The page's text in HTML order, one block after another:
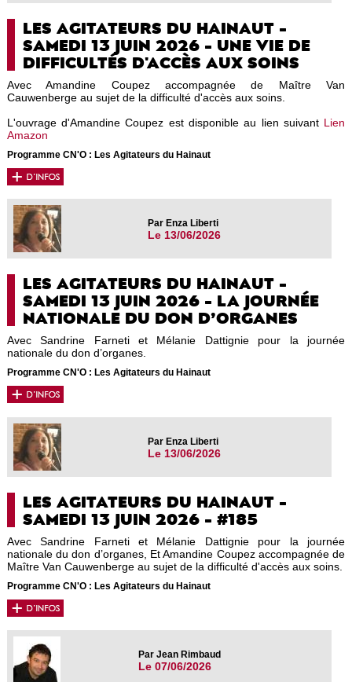
LES AGITATEURS DU HAINAUT -
SAMEDI 13 JUIN 2026 - UNE VIE DE
DIFFICULTÉS D'ACCÈS AUX SOINS
Avec Amandine Coupez accompagnée de Maître Van
Cauwenberge au sujet de la difficulté d'accès aux soins.
L'ouvrage d'Amandine Coupez est disponible au lien suivant Lien
Amazon
Programme CN'O : Les Agitateurs du Hainaut
Par Enza Liberti
Le 13/06/2026
LES AGITATEURS DU HAINAUT -
SAMEDI 13 JUIN 2026 - LA JOURNÉE
NATIONALE DU DON D’ORGANES
Avec Sandrine Farneti et Mélanie Dattignie pour la journée
nationale du don d’organes.
Programme CN'O : Les Agitateurs du Hainaut
Par Enza Liberti
Le 13/06/2026
LES AGITATEURS DU HAINAUT -
SAMEDI 13 JUIN 2026 - #185
Avec Sandrine Farneti et Mélanie Dattignie pour la journée
nationale du don d’organes, Et Amandine Coupez accompagnée de
Maître Van Cauwenberge au sujet de la difficulté d'accès aux soins.
Programme CN'O : Les Agitateurs du Hainaut
Par Jean Rimbaud
Le 07/06/2026